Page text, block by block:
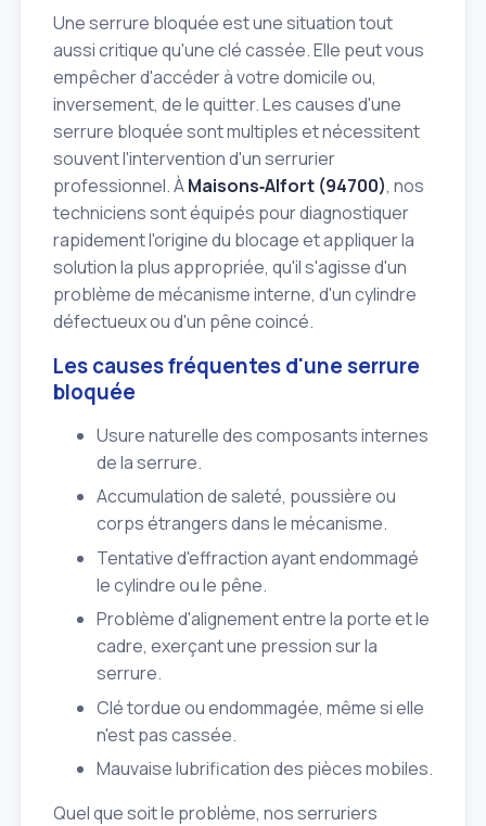
Une serrure bloquée est une situation tout
aussi critique qu'une clé cassée. Elle peut vous
empêcher d'accéder à votre domicile ou,
inversement, de le quitter. Les causes d'une
serrure bloquée sont multiples et nécessitent
souvent l'intervention d'un serrurier
professionnel. ÀMaisons‑Alfort (94700), nos
techniciens sont équipés pour diagnostiquer
rapidement l'origine du blocage et appliquer la
solution la plus appropriée, qu'il s'agisse d'un
problème de mécanisme interne, d'un cylindre
défectueux ou d'un pêne coincé.
Les causes fréquentes d'une serrure
bloquée
Usure naturelle des composants internes
de la serrure.
Accumulation de saleté, poussière ou
corps étrangers dans le mécanisme.
Tentative d'effraction ayant endommagé
le cylindre ou le pêne.
Problème d'alignement entre la porte et le
cadre, exerçant une pression sur la
serrure.
Clé tordue ou endommagée, même si elle
n'est pas cassée.
Mauvaise lubrification des pièces mobiles.
Quel que soit le problème, nos serruriers